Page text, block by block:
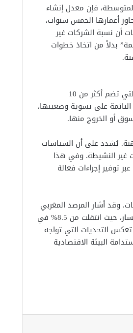
فإن معدل إنشاء
أن 53% من الشركات النشطة تتجاوز أعمارها الخمس سنوات،
المقابل، تُظهر الإحصائيات أن نسبة الشركات غير
“نائمة” بدلاً من اتخاذ خطوات
تُظهر البيانات أن أغلب الشركات المغربية صغيرة الحجم، حيث توفر 86% من فرص العمل الشركات التي تضم أكثر من 10
النائمة على تسوية وضعيتها،
أو الخروج منها.
يُشدد على أن السياسات
غير النشيطة. وفي هذا
توفير إجراءات فعالة
وقد أشار المرصد المغربي
للمقاولات الصغيرة جداً والصغيرة والمتوسطة إلى زيادة كبيرة في الشركات التي مرت بعمليات إعسار، حيث انتقلت من 8.5% في
تعكس التحديات التي تواجه
البيئة الاقتصادية